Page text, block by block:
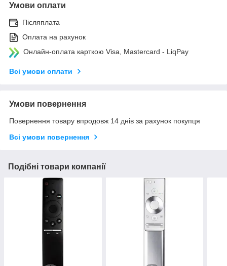
Умови оплати
Післяплата
Оплата на рахунок
Онлайн-оплата карткою Visa, Mastercard - LiqPay
Всі умови оплати
Умови повернення
Повернення товару впродовж 14 днів за рахунок покупця
Всі умови повернення
Подібні товари компанії